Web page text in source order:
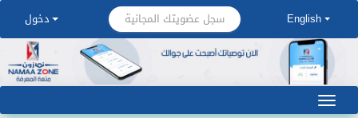
English سجل عضويتك المجانية دخول